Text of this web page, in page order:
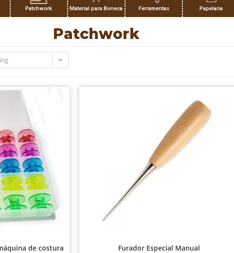
Patchwork Material para Boneca Ferramentas Papelaria
Patchwork
de costura
Furador Especial Manual